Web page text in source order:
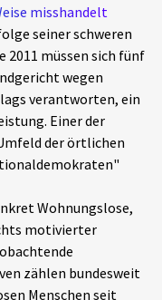
misshandelt
seiner schweren
2011 müssen sich fünf
wegen
verantworten, ein
Einer der
der örtlichen
Wohnungslose,
motivierter
zählen bundesweit
Menschen seit